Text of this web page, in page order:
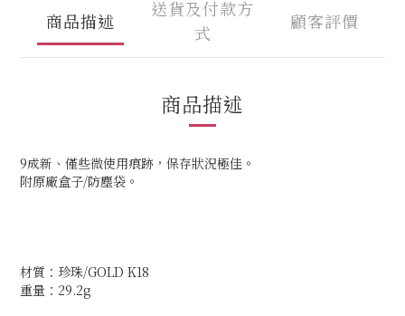
商品描述
送貨及付款方
式
顧客評價
商品描述
9成新、僅些微使用痕跡，保存狀況極佳。
附原廠盒子/防塵袋。
材質：珍珠/GOLD K18
重量：29.2g